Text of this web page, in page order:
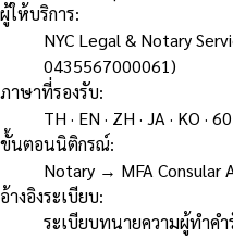
ผู้ให้บริการ:
NYC Legal & Notary
0435567000061)
ภาษาที่รองรับ:
TH · EN · ZH · JA · KO ·
ขั้นตอนนิติกรณ์:
Notary → MFA Consular
อ้างอิงระเบียบ:
ระเบียบทนายความผู้ทำค